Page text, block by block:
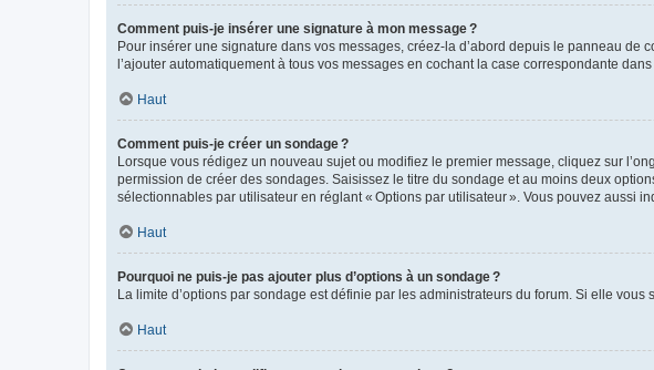
Comment puis-je insérer une signature à mon message ?
Pour insérer une signature dans vos messages, créez-la d’abord depuis le panneau
l’ajouter automatiquement à tous vos messages en cochant la case correspondante
Haut
Comment puis-je créer un sondage ?
Lorsque vous rédigez un nouveau sujet ou modifiez le premier message, cliquez sur
permission de créer des sondages. Saisissez le titre du sondage et au moins deux
sélectionnables par utilisateur en réglant « Options par utilisateur ». Vous pouvez aussi
Haut
Pourquoi ne puis-je pas ajouter plus d’options à un sondage ?
La limite d’options par sondage est définie par les administrateurs du forum. Si elle vous
Haut